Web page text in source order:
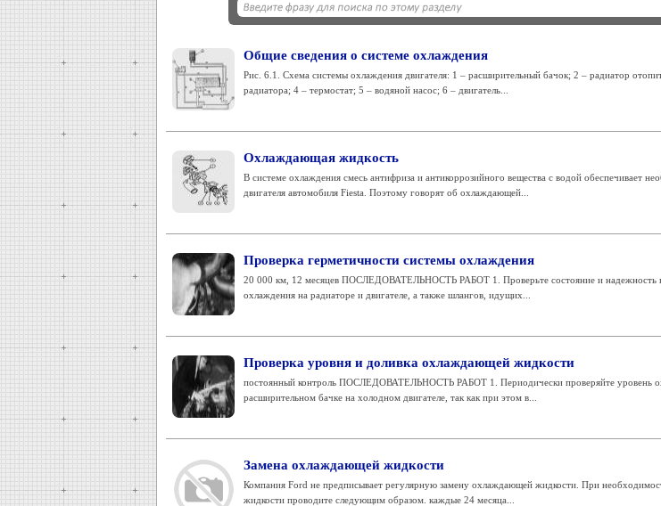
Общие сведения о системе охлаждения
Рис. 6.1. Схема системы охлаждения двигателя: 1 – расширительный бачок; 2 – радиатор
радиатора; 4 – термостат; 5 – водяной насос; 6 – двигатель...
Охлаждающая жидкость
В системе охлаждения смесь антифриза и антикоррозийного вещества с водой обеспечивает
двигателя автомобиля Fiesta. Поэтому говорят об охлаждающей...
Проверка герметичности системы охлаждения
20 000 км, 12 месяцев ПОСЛЕДОВАТЕЛЬНОСТЬ РАБОТ 1. Проверьте состояние и надежность
охлаждения на радиаторе и двигателе, а также шлангов, идущих...
Проверка уровня и доливка охлаждающей жидкости
постоянный контроль ПОСЛЕДОВАТЕЛЬНОСТЬ РАБОТ 1. Периодически проверяйте уровень
расширительном бачке на холодном двигателе, так как при этом в...
Замена охлаждающей жидкости
Компания Ford не предписывает регулярную замену охлаждающей жидкости. При
жидкости проводите следующим образом. каждые 24 месяца...